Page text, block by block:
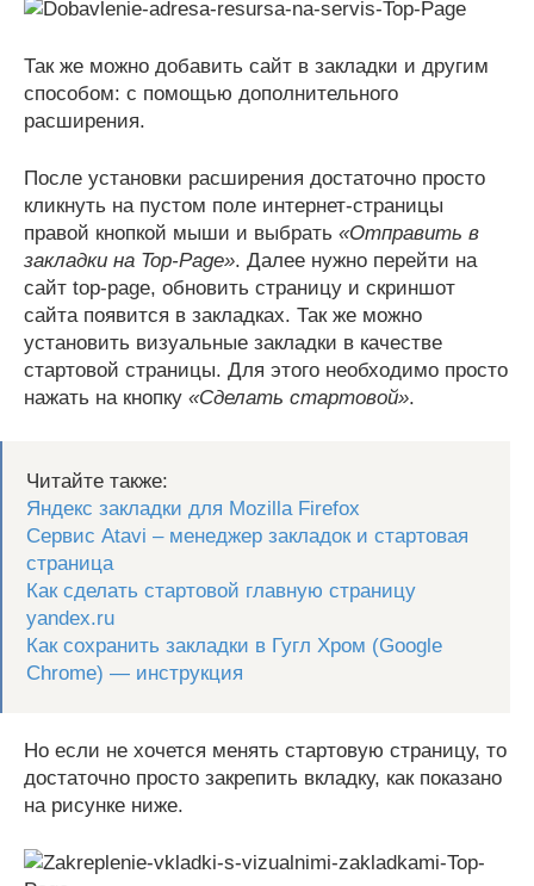
Так же можно добавить сайт в закладки и другим
способом: с помощью дополнительного
расширения.
После установки расширения достаточно просто
кликнуть на пустом поле интернет-страницы
правой кнопкой мыши и выбрать «Отправить в
закладки на Top-Page». Далее нужно перейти на
сайт top-page, обновить страницу и скриншот
сайта появится в закладках. Так же можно
установить визуальные закладки в качестве
стартовой страницы. Для этого необходимо просто
нажать на кнопку «Сделать стартовой».
Читайте также:
Яндекс закладки для Mozilla Firefox
Сервис Atavi – менеджер закладок и стартовая
страница
Как сделать стартовой главную страницу
yandex.ru
Как сохранить закладки в Гугл Хром (Google
Chrome) — инструкция
Но если не хочется менять стартовую страницу, то
достаточно просто закрепить вкладку, как показано
на рисунке ниже.